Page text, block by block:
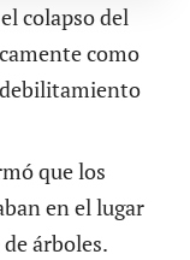
colapso del
como
que los
en el lugar
árboles.